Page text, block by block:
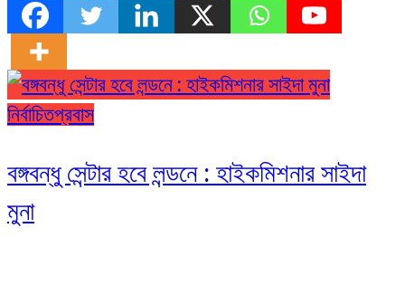
নির্বাচিতপ্রবাস
বঙ্গবন্ধু সেন্টার হবে লন্ডনে : হাইকমিশনার সাইদা
মুনা